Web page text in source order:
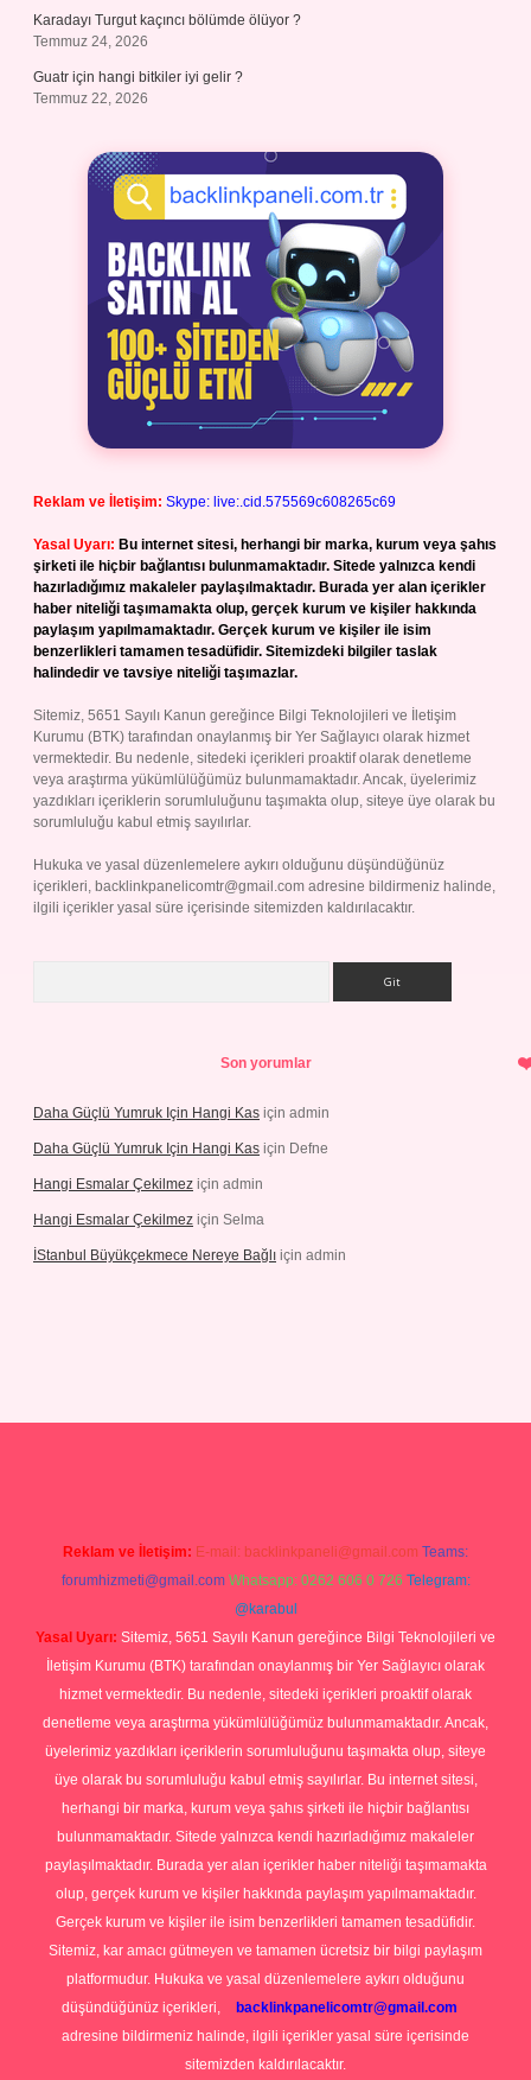
Karadayı Turgut kaçıncı bölümde ölüyor ?
Temmuz 24, 2026
Guatr için hangi bitkiler iyi gelir ?
Temmuz 22, 2026
Reklam ve İletişim: Skype: live:.cid.575569c608265c69
Yasal Uyarı: Bu internet sitesi, herhangi bir marka, kurum veya şahıs
şirketi ile hiçbir bağlantısı bulunmamaktadır. Sitede yalnızca kendi
hazırladığımız makaleler paylaşılmaktadır. Burada yer alan içerikler
haber niteliği taşımamakta olup, gerçek kurum ve kişiler hakkında
paylaşım yapılmamaktadır. Gerçek kurum ve kişiler ile isim
benzerlikleri tamamen tesadüfidir. Sitemizdeki bilgiler taslak
halindedir ve tavsiye niteliği taşımazlar.
Sitemiz, 5651 Sayılı Kanun gereğince Bilgi Teknolojileri ve İletişim
Kurumu (BTK) tarafından onaylanmış bir Yer Sağlayıcı olarak hizmet
vermektedir. Bu nedenle, sitedeki içerikleri proaktif olarak denetleme
veya araştırma yükümlülüğümüz bulunmamaktadır. Ancak, üyelerimiz
yazdıkları içeriklerin sorumluluğunu taşımakta olup, siteye üye olarak bu
sorumluluğu kabul etmiş sayılırlar.
Hukuka ve yasal düzenlemelere aykırı olduğunu düşündüğünüz
içerikleri, backlinkpanelicomtr@gmail.com adresine bildirmeniz halinde,
ilgili içerikler yasal süre içerisinde sitemizden kaldırılacaktır.
Son yorumlar
Daha Güçlü Yumruk Için Hangi Kas için admin
Daha Güçlü Yumruk Için Hangi Kas için Defne
Hangi Esmalar Çekilmez için admin
Hangi Esmalar Çekilmez için Selma
İStanbul Büyükçekmece Nereye Bağlı için admin
Reklam ve İletişim: E-mail: backlinkpaneli@gmail.com Teams:
forumhizmeti@gmail.com Whatsapp: 0262 606 0 726 Telegram:
@karabul
Yasal Uyarı: Sitemiz, 5651 Sayılı Kanun gereğince Bilgi Teknolojileri ve
İletişim Kurumu (BTK) tarafından onaylanmış bir Yer Sağlayıcı olarak
hizmet vermektedir. Bu nedenle, sitedeki içerikleri proaktif olarak
denetleme veya araştırma yükümlülüğümüz bulunmamaktadır. Ancak,
üyelerimiz yazdıkları içeriklerin sorumluluğunu taşımakta olup, siteye
üye olarak bu sorumluluğu kabul etmiş sayılırlar. Bu internet sitesi,
herhangi bir marka, kurum veya şahıs şirketi ile hiçbir bağlantısı
bulunmamaktadır. Sitede yalnızca kendi hazırladığımız makaleler
paylaşılmaktadır. Burada yer alan içerikler haber niteliği taşımamakta
olup, gerçek kurum ve kişiler hakkında paylaşım yapılmamaktadır.
Gerçek kurum ve kişiler ile isim benzerlikleri tamamen tesadüfidir.
Sitemiz, kar amacı gütmeyen ve tamamen ücretsiz bir bilgi paylaşım
platformudur. Hukuka ve yasal düzenlemelere aykırı olduğunu
düşündüğünüz içerikleri,
backlinkpanelicomtr@gmail.com
adresine bildirmeniz halinde, ilgili içerikler yasal süre içerisinde
sitemizden kaldırılacaktır.